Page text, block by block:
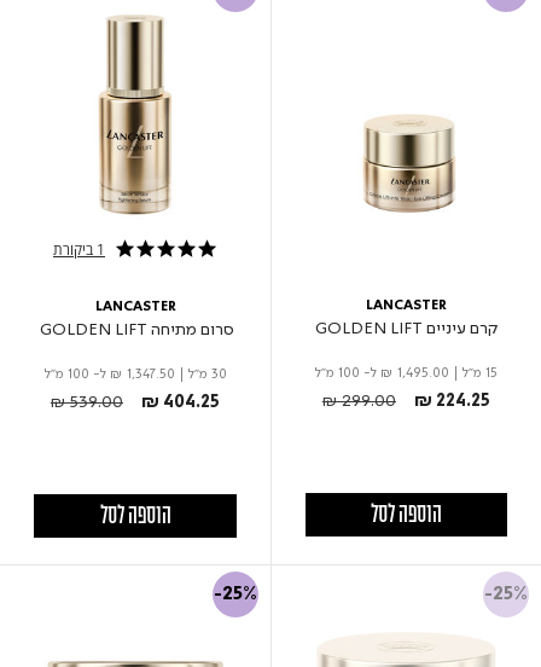
LANCASTER
קרם עיניים GOLDEN LIFT
15 מ"ל ₪ 1,495.00 ל- 100 מ"ל
₪ 224.25
Price reduced from
₪ 299.00to
הוספה לסל
5.0 star rating 1 ביקורת
LANCASTER
סרום מתיחה GOLDEN LIFT
30 מ"ל ₪ 1,347.50 ל- 100 מ"ל
₪ 404.25
Price reduced from
₪ 539.00to
הוספה לסל
-25%
-25%